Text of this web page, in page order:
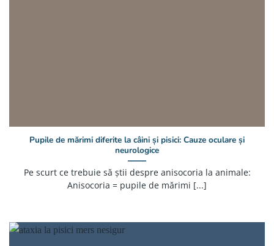
Pupile de mărimi diferite la câini și pisici: Cauze oculare și
neurologice
Pe scurt ce trebuie să știi despre anisocoria la animale:
Anisocoria = pupile de mărimi [...]